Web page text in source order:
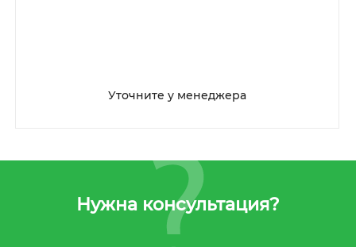
Уточните у менеджера
Нужна консультация?